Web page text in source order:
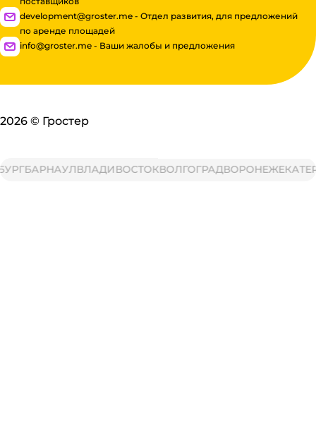
development@groster.me - Отдел развития, для предложений
по аренде площадей
info@groster.me - Ваши жалобы и предложения
2026 © Гростер
БАРНАУЛВЛАДИВОСТОКВОЛГОГРАДВОРОНЕЖ